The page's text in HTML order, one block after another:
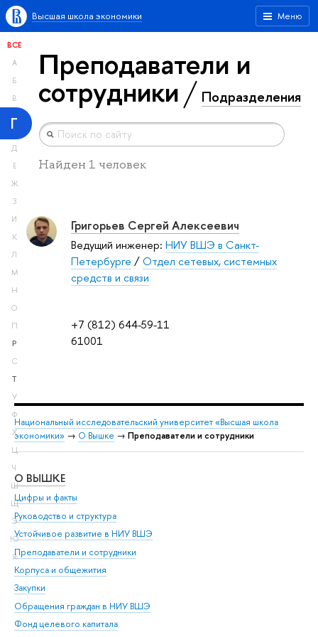
Меню
Высшая школа экономики
ВСЕ
А
Б
В
Г
Д
Е
Ж
З
И
К
Л
М
Н
О
П
Р
С
Т
У
Ф
Х
Ц
Ч
Ш
Щ
Э
Ю
Я
Преподаватели и
сотрудники Подразделения
Найден 1 человек
+7 (812) 644-59-11
61001
Григорьев Сергей Алексеевич
Ведущий инженер: НИУ ВШЭ в Санкт-
Петербурге /Отдел сетевых, системных
средств и связи
Национальный исследовательский университет «Высшая школа
экономики» → О Вышке → Преподаватели и сотрудники
О ВЫШКЕ
Цифры и факты
Руководство и структура
Устойчивое развитие в НИУ ВШЭ
Преподаватели и сотрудники
Корпуса и общежития
Закупки
Обращения граждан в НИУ ВШЭ
Фонд целевого капитала